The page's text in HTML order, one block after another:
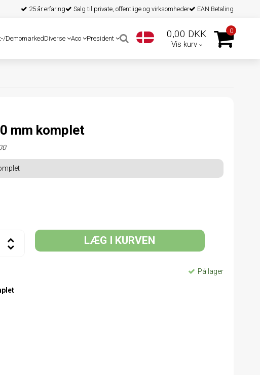
25 år erfaring Salg til private, offentlige og virksomheder EAN Betaling
DemomarkedDiverse Aco President 0,00 DKK
Vis kurv
0
mm komplet
LÆG I KURVEN
På lager